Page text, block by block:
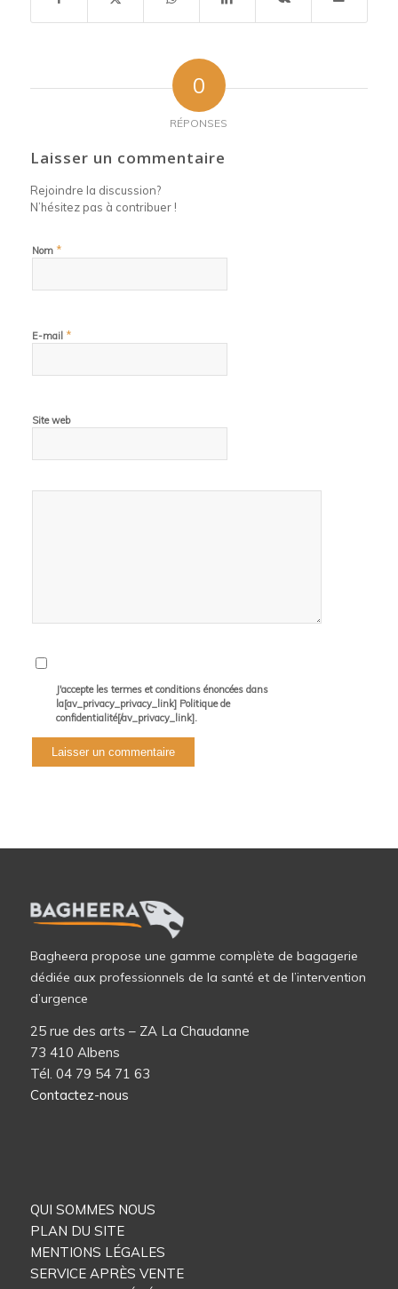
0
RÉPONSES
Laisser un commentaire
Rejoindre la discussion?
N’hésitez pas à contribuer !
Nom *
E-mail *
Site web
J'accepte les termes et conditions énoncées dans
la[av_privacy_privacy_link] Politique de
confidentialité[/av_privacy_link].
Bagheera propose une gamme complète de bagagerie
dédiée aux professionnels de la santé et de l’intervention
d’urgence
25 rue des arts – ZA La Chaudanne
73 410 Albens
Tél. 04 79 54 71 63
Contactez-nous
QUI SOMMES NOUS
PLAN DU SITE
MENTIONS LÉGALES
SERVICE APRÈS VENTE